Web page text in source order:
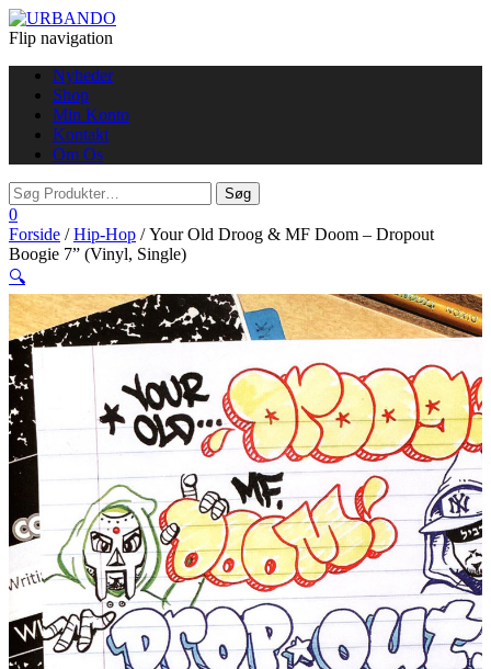
Flip navigation
Nyheder
Shop
Min Konto
Kontakt
Om Os
0
Forside /Hip-Hop / Your Old Droog & MF Doom – Dropout
Boogie 7” (Vinyl, Single)
🔍